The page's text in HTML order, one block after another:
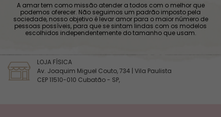
A amar tem como missão atender a todos com o melhor que
podemos oferecer. Não seguimos um padrão imposto pela
sociedade, nosso objetivo é levar amor para o maior número de
pessoas possíveis, para que se sintam lindas com os modelos
escolhidos independentemente do tamanho que usam.
LOJA FÍSICA
Av. Joaquim Miguel Couto, 734 | Vila Paulista
CEP 11510-010 Cubatão - SP,